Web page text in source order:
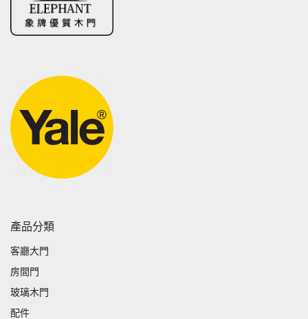
產品分類
客廳大門
房間門
玻璃木門
配件